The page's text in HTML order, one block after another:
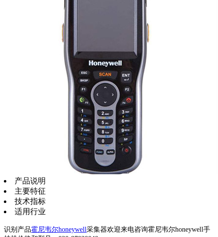
产品说明
主要特征
技术指标
适用行业
识别产品霍尼韦尔honeywell采集器欢迎来电咨询霍尼韦尔honeywell手